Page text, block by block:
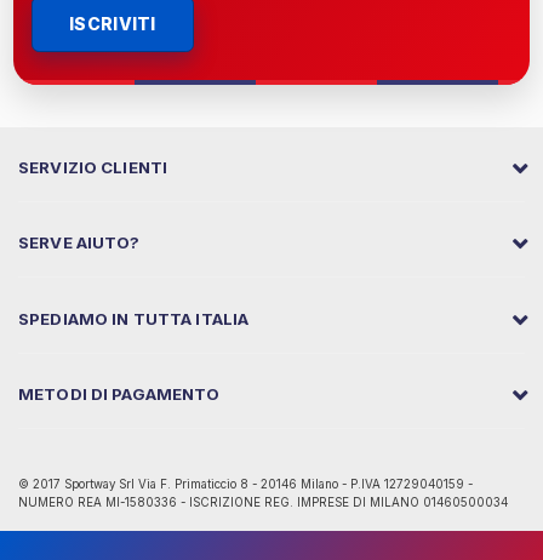
ISCRIVITI
SERVIZIO CLIENTI
SERVE AIUTO?
SPEDIAMO IN TUTTA ITALIA
METODI DI PAGAMENTO
© 2017 Sportway Srl Via F. Primaticcio 8 - 20146 Milano - P.IVA 12729040159 -
NUMERO REA MI-1580336 - ISCRIZIONE REG. IMPRESE DI MILANO 01460500034